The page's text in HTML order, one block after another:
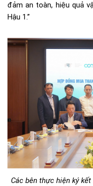
đảm an toàn, hiệu quả
Hậu 1.”
Các bên thực hiện ký